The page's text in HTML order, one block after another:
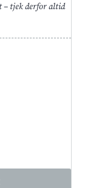
– tjek derfor altid